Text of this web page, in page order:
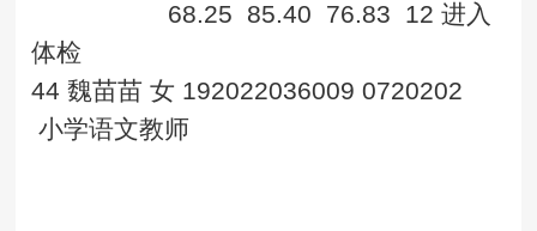
68.25 85.40 76.83 12 进入
体检
44 魏苗苗 女 192022036009 0720202
小学语文教师